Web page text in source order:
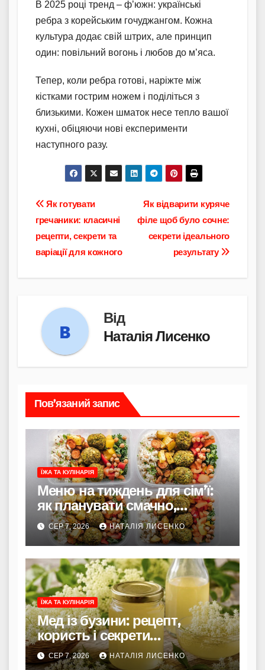
В 2025 році тренд – ф’южн: українські
ребра з корейським гочуджангом. Кожна
культура додає свій штрих, але принцип
один: повільний вогонь і любов до м’яса.
Тепер, коли ребра готові, наріжте між
кістками гострим ножем і поділіться з
близькими. Кожен шматок несе тепло вашої
кухні, обіцяючи нові експерименти
наступного разу.
Навігація
записів
Як відварити куряче
філе щоб було сочне:
секрети ідеального
результату
Як готувати
гречаники: класичні
рецепти, секрети та
варіації для кожного
Від
Наталія Лисенко
Пов’язаний запис
ЇЖА ТА КУЛІНАРІЯ
Меню на тиждень для сім’ї:
як планувати смачно,
економно і без стресу
СЕР 7, 2026 НАТАЛІЯ ЛИСЕНКО
ЇЖА ТА КУЛІНАРІЯ
Мед із бузини: рецепт,
користь і секрети
приготування
СЕР 7, 2026 НАТАЛІЯ ЛИСЕНКО